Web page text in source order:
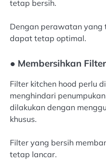
tetap bersih.
Dengan perawatan yang
dapat tetap optimal.
● Membersihkan
Filter kitchen hood perlu
menghindari
dilakukan dengan
khusus.
Filter yang bersih
tetap lancar.